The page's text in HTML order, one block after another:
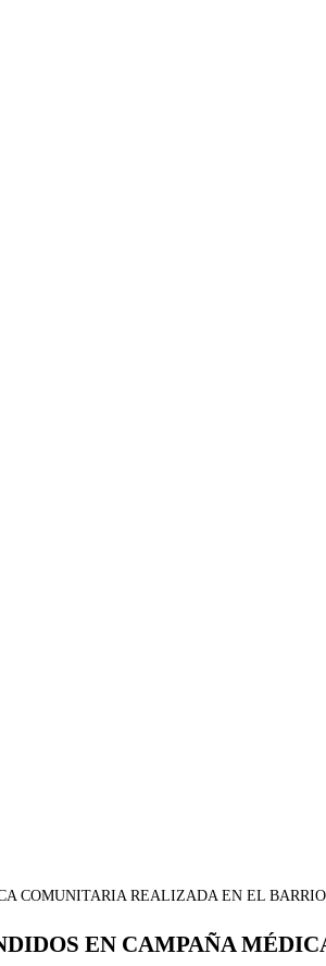
EN CAMPAÑA